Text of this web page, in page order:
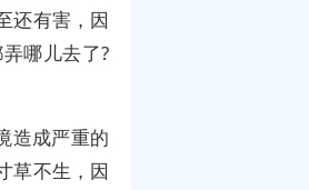
还有害，因
哪儿去了?
造成严重的
草不生，因